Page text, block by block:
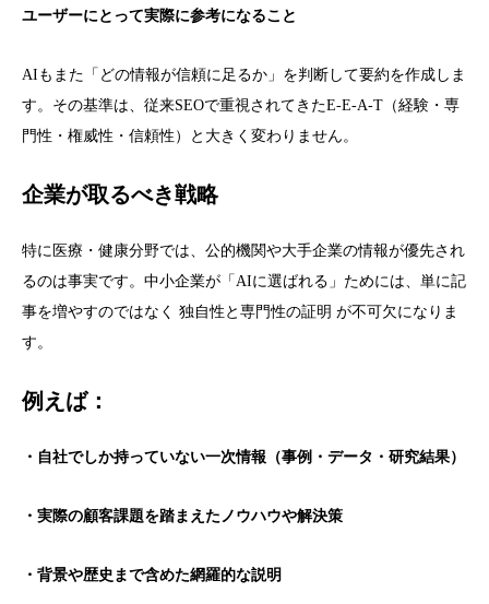
ユーザーにとって実際に参考になること
AIもまた「どの情報が信頼に足るか」を判断して要約を作成しま
す。その基準は、従来SEOで重視されてきたE-E-A-T（経験・専
門性・権威性・信頼性）と大きく変わりません。
企業が取るべき戦略
特に医療・健康分野では、公的機関や大手企業の情報が優先され
るのは事実です。中小企業が「AIに選ばれる」ためには、単に記
事を増やすのではなく 独自性と専門性の証明 が不可欠になりま
す。
例えば：
・自社でしか持っていない一次情報（事例・データ・研究結果）
・実際の顧客課題を踏まえたノウハウや解決策
・背景や歴史まで含めた網羅的な説明